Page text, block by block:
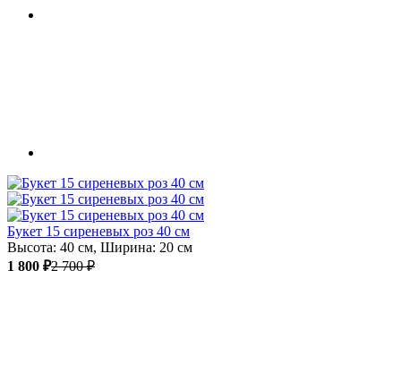
Букет 15 сиреневых роз 40 см
Высота: 40 см, Ширина: 20 см
1 800 ₽2 700 ₽